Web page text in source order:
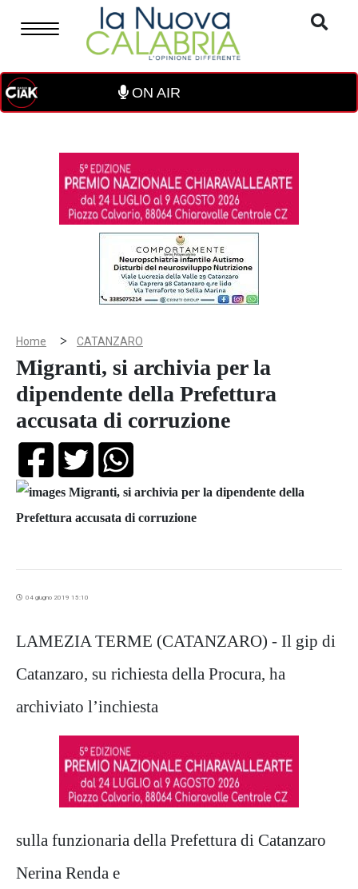
ON AIR
Home > CATANZARO
Migranti, si archivia per la
dipendente della Prefettura
accusata di corruzione
04 giugno 2019 15:10
LAMEZIA TERME (CATANZARO) - Il gip di
Catanzaro, su richiesta della Procura, ha
archiviato l’inchiesta
sulla funzionaria della Prefettura di Catanzaro
Nerina Renda e